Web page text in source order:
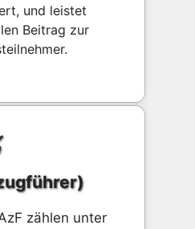
und leistet
Beitrag zur
zählen unter